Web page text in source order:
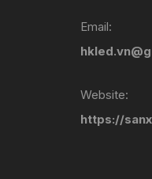
Email:
Website:
https://